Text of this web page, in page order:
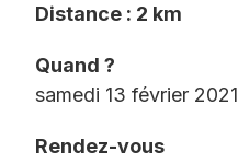
Distance : 2 km
Quand ?
samedi 13 février 2021
Rendez-vous